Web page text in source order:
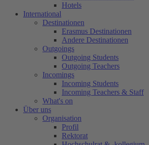
Hotels
International
Destinationen
Erasmus Destinationen
Andere Destinationen
Outgoings
Outgoing Students
Outgoing Teachers
Incomings
Incoming Students
Incoming Teachers & Staff
What's on
Über uns
Organisation
Profil
Rektorat